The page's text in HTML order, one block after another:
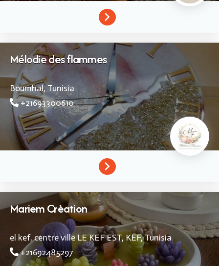
Mélodie des flammes
Boumhal,Tunisia
+21693300610
Mariem Crèation
el kef, centre villeLE KEF EST, KEF,Tunisia
+21692485297